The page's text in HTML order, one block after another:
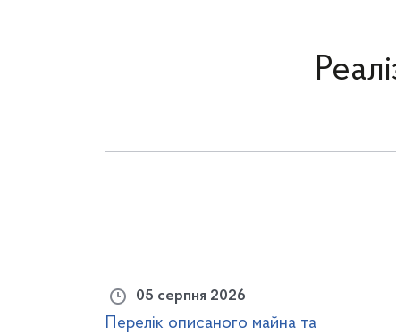
05 серпня 2026
Перелік описаного майна та